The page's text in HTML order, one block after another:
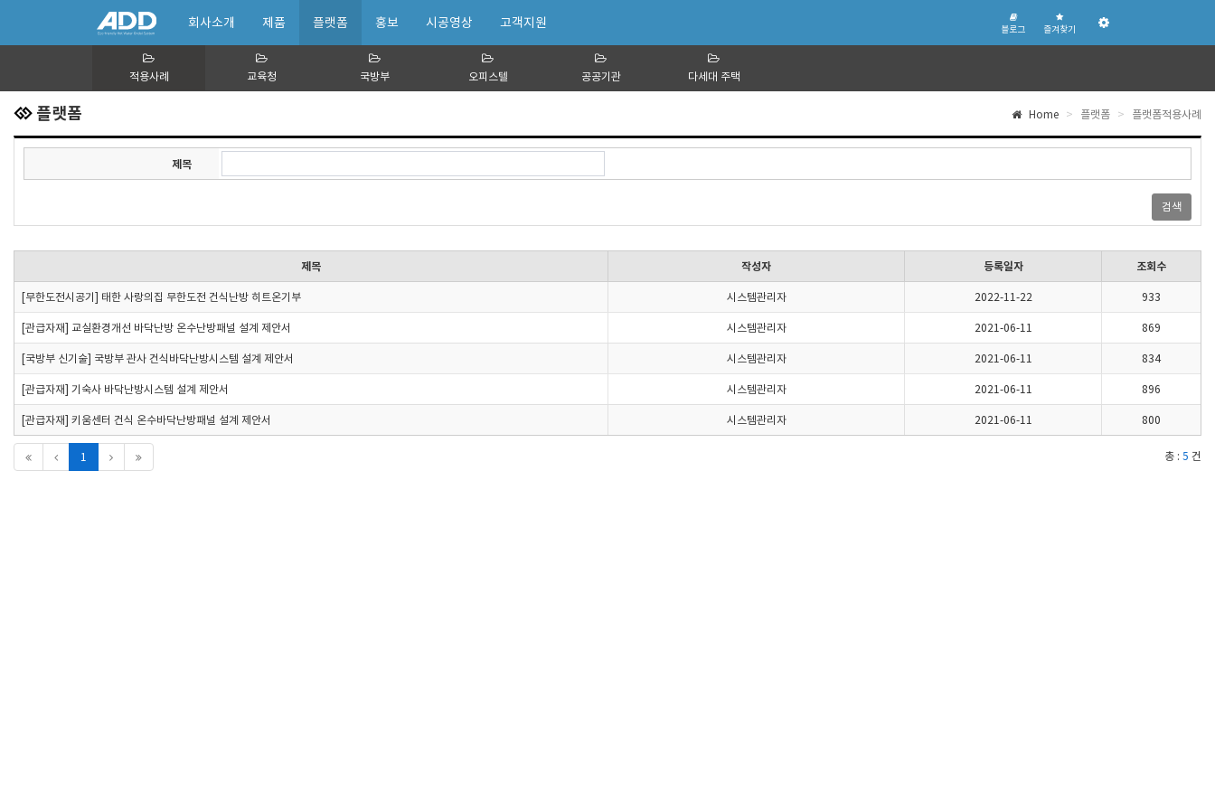
회사소개 제품 플랫폼 홍보 시공영상 고객지원
블
로
그
블로그
즐
겨
찾
즐겨찾기
관
자
적용사례 교육청 국방부 오피스텔 공공기관 다세대 주택
플랫폼 Home 플랫폼 플랫폼적용사례
제목
검색
제목 작성자 등록일자 조회수
[무한도전시공기] 태한 사랑의집 무한도전 건식난방 히트온기부 시스템관리자 2022-11-22 933
[관급자재] 교실환경개선 바닥난방 온수난방패널 설계 제안서 시스템관리자 2021-06-11 869
[국방부 신기술] 국방부 관사 건식바닥난방시스템 설계 제안서 시스템관리자 2021-06-11 834
[관급자재] 기숙사 바닥난방시스템 설계 제안서 시스템관리자 2021-06-11 896
[관급자재] 키움센터 건식 온수바닥난방패널 설계 제안서 시스템관리자 2021-06-11 800
1 총 : 5 건